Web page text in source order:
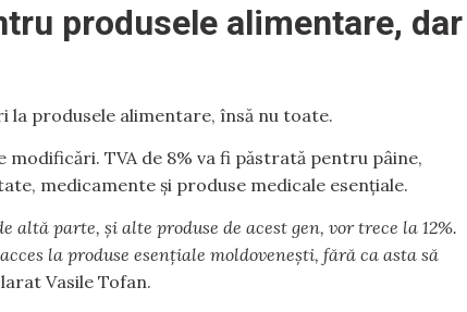
produsele alimentare, dar
la produsele alimentare, însă nu toate.
TVA de 8% va fi păstrată pentru pâine,
medicamente și produse medicale esențiale.
altă parte, și alte produse de acest gen, vor trece la 12%.
la produse esențiale moldovenești, fără ca asta să
Vasile Tofan.